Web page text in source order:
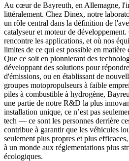
Au cœur de Bayreuth, en Allemagne,
littéralement. Chez Dinex, notre
un rôle central dans la définition de
catalyseur et moteur de
rencontre les applications, et où nos
limites de ce qui est possible en matière
Que ce soit en pionnierant des
développant des solutions pour
d'émissions, ou en établissant de
groupes motopropulseurs à faible
piles à combustible à hydrogène,
une partie de notre R&D la plus
installation unique, ce n’est pas
tech — ce sont les personnes derrière
contribue à garantir que les véhicules
seulement plus propres et plus
à un monde aux réglementations plus
écologiques.